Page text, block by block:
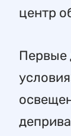
центр
Первые